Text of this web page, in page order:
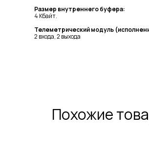
Размер внутреннего буфера:
4 Кбайт.
Телеметрический модуль
2 входа, 2 выхода
Похожие